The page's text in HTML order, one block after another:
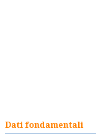
Dati fondamentali